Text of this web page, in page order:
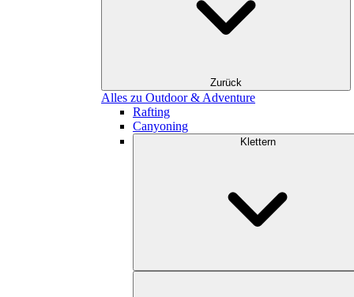
Zurück
Alles zu Outdoor & Adventure
Rafting
Canyoning
Klettern